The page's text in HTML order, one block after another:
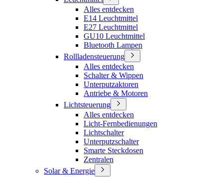
Alles entdecken
E14 Leuchtmittel
E27 Leuchtmittel
GU10 Leuchtmittel
Bluetooth Lampen
Rollladensteuerung
Alles entdecken
Schalter & Wippen
Unterputzaktoren
Antriebe & Motoren
Lichtsteuerung
Alles entdecken
Licht-Fernbedienungen
Lichtschalter
Unterputzschalter
Smarte Steckdosen
Zentralen
Solar & Energie